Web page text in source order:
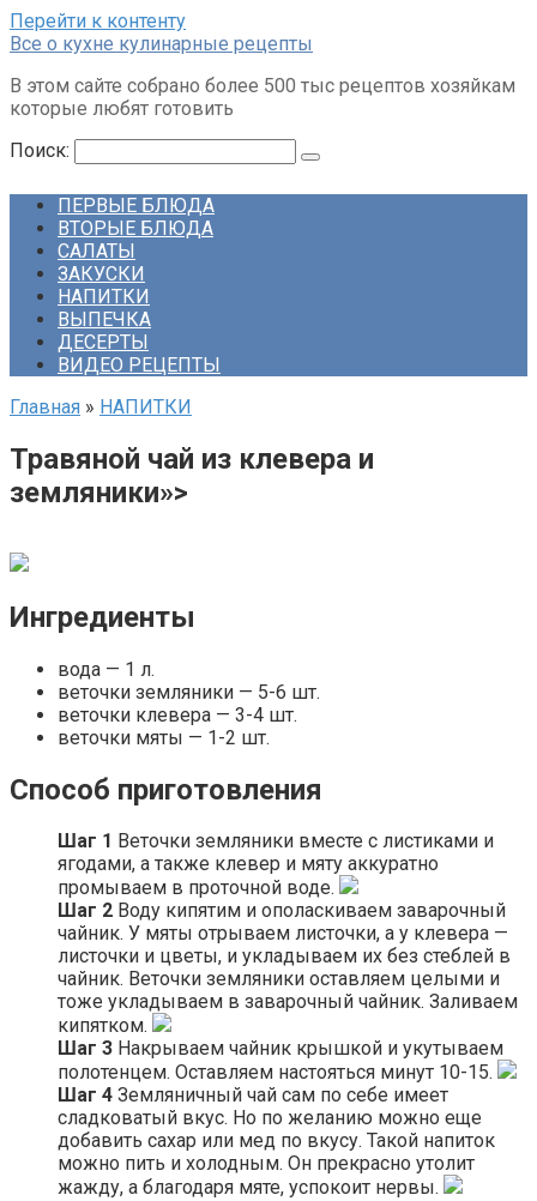
Перейти к контенту
Все о кухне кулинарные рецепты
В этом сайте собрано более 500 тыс рецептов хозяйкам
которые любят готовить
Поиск:
ПЕРВЫЕ БЛЮДА
ВТОРЫЕ БЛЮДА
САЛАТЫ
ЗАКУСКИ
НАПИТКИ
ВЫПЕЧКА
ДЕСЕРТЫ
ВИДЕО РЕЦЕПТЫ
Главная » НАПИТКИ
Травяной чай из клевера и
земляники»>
Ингредиенты
вода — 1 л.
веточки земляники — 5-6 шт.
веточки клевера — 3-4 шт.
веточки мяты — 1-2 шт.
Способ приготовления
Шаг 1 Веточки земляники вместе с листиками и
ягодами, а также клевер и мяту аккуратно
промываем в проточной воде.
Шаг 2 Воду кипятим и ополаскиваем заварочный
чайник. У мяты отрываем листочки, а у клевера —
листочки и цветы, и укладываем их без стеблей в
чайник. Веточки земляники оставляем целыми и
тоже укладываем в заварочный чайник. Заливаем
кипятком.
Шаг 3 Накрываем чайник крышкой и укутываем
полотенцем. Оставляем настояться минут 10-15.
Шаг 4 Земляничный чай сам по себе имеет
сладковатый вкус. Но по желанию можно еще
добавить сахар или мед по вкусу. Такой напиток
можно пить и холодным. Он прекрасно утолит
жажду, а благодаря мяте, успокоит нервы.